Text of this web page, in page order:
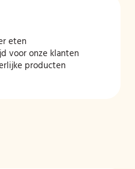
eten
voor onze klanten
producten